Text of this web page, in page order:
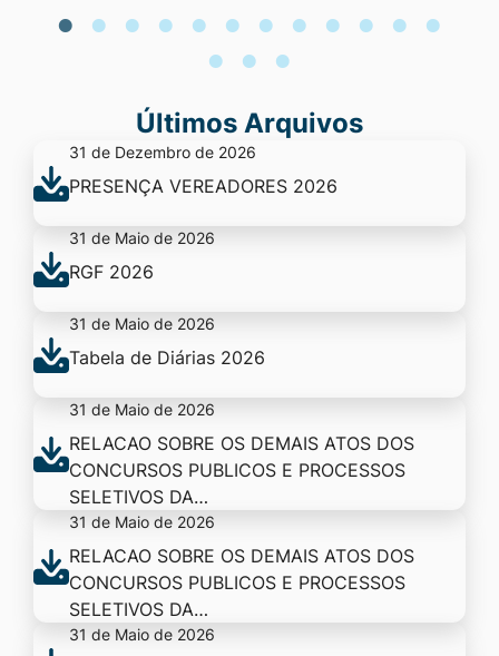
Últimos Arquivos
31 de Dezembro de 2026
PRESENÇA VEREADORES 2026
31 de Maio de 2026
RGF 2026
31 de Maio de 2026
Tabela de Diárias 2026
31 de Maio de 2026
RELACAO SOBRE OS DEMAIS ATOS DOS
CONCURSOS PUBLICOS E PROCESSOS
SELETIVOS DA…
31 de Maio de 2026
RELACAO SOBRE OS DEMAIS ATOS DOS
CONCURSOS PUBLICOS E PROCESSOS
SELETIVOS DA…
31 de Maio de 2026